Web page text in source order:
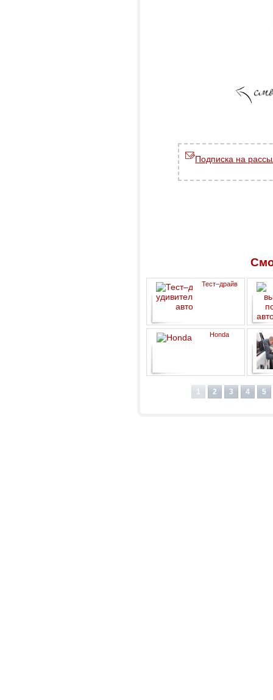
Подписка на
Тест–драйв
удивительных авто
Honda
1 2 3 4 5